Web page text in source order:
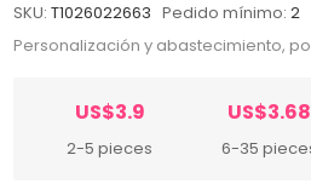
SKU: T1026022663 Pedido mínimo: 2
Personalización y abastecimiento,
US$3.9
2-5 pieces
US$3.68
6-35